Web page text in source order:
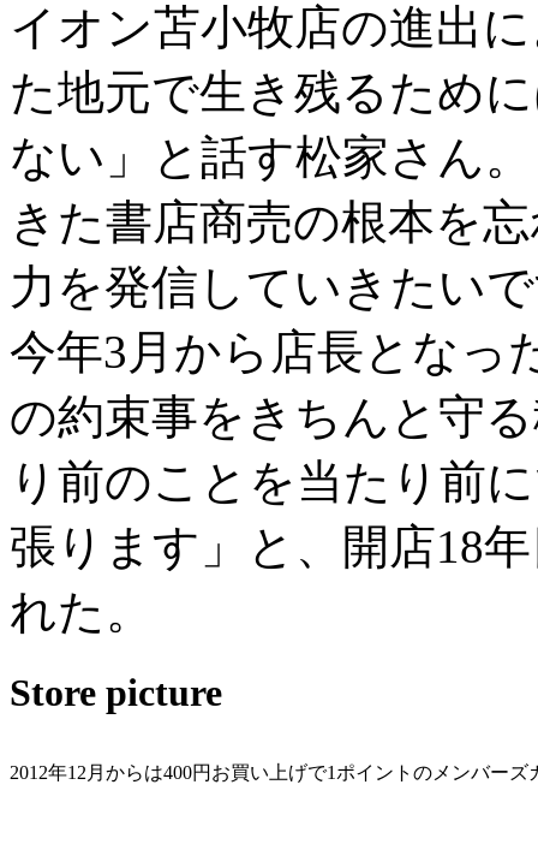
イオン苫小牧店の進出
た地元で生き残るため
ない」と話す松家さん
きた書店商売の根本を
力を発信していきたい
今年3月から店長となっ
の約束事をきちんと守
り前のことを当たり前
張ります」と、開店18
れた。
Store picture
2012年12月からは400円お買い上げで1ポイントのメンバーズ